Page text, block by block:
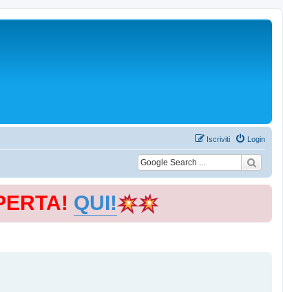
Login
Iscriviti
QUI!